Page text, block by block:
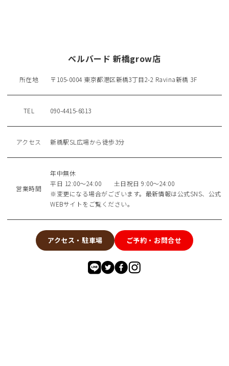
ベルバード 新橋grow店
所在地 〒105-0004 東京都港区新橋3丁目2-2 Ravina新橋 3F
TEL 090-4415-6813
アクセス 新橋駅SL広場から徒歩3分
営業時間
年中無休
平日 12:00～24:00 土日祝日 9:00～24:00
※変更になる場合がございます。最新情報は公式SNS、公式
WEBサイトをご覧ください。
アクセス・駐車場 ご予約・お問合せ